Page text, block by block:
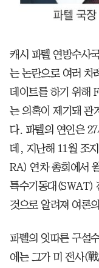
캐시 파텔 연방수사
는 논란으로 여러 차
데이트를 하기 위해
는 의혹이 제기돼 관
다. 파텔의 연인은
데, 지난해 11월 조
RA) 연차 총회에서
특수기동대(SWAT)
것으로 알려져 여론
파텔의 잇따른 구설
에는 그가 미 전사(